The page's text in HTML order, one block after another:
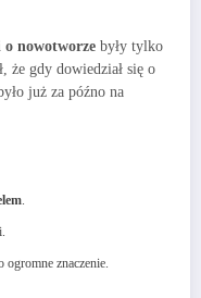
nowotworze były tylko
że gdy dowiedział się o
już za późno na
.
ogromne znaczenie.